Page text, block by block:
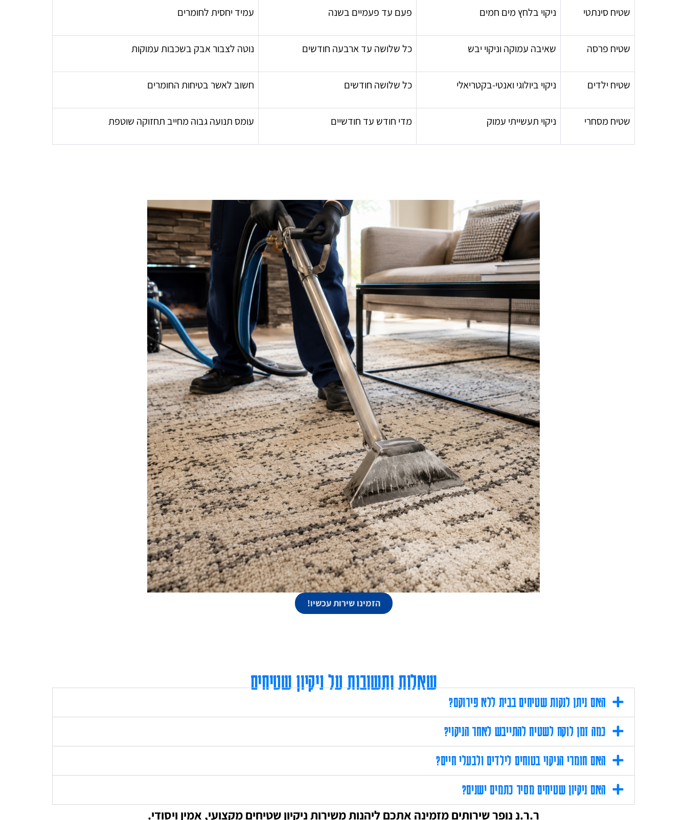
שטיח סינתטי ניקוי בלחץ מים חמים פעם עד פעמיים בשנה עמיד יחסית לחומרים
שטיח פרסה שאיבה עמוקה וניקוי יבש כל שלושה עד ארבעה חודשים נוטה לצבור אבק בשכבות עמוקות
שטיח ילדים ניקוי ביולוגי ואנטי-בקטריאלי כל שלושה חודשים חשוב לאשר בטיחות החומרים
שטיח מסחרי ניקוי תעשייתי עמוק מדי חודש עד חודשיים עומס תנועה גבוה מחייב תחזוקה שוטפת
הזמינו שירות עכשיו!
שאלות ותשובות על ניקיון שטיחים
האם ניתן לנקות שטיחים בבית ללא פירוקם?
כמה זמן לוקח לשטיח להתייבש לאחר הניקוי?
האם חומרי הניקוי בטוחים לילדים ולבעלי חיים?
האם ניקיון שטיחים מסיר כתמים ישנים?
ר.ר.נ נופר שירותים מזמינה אתכם ליהנות משירות ניקיון שטיחים מקצועי, אמין ויסודי.